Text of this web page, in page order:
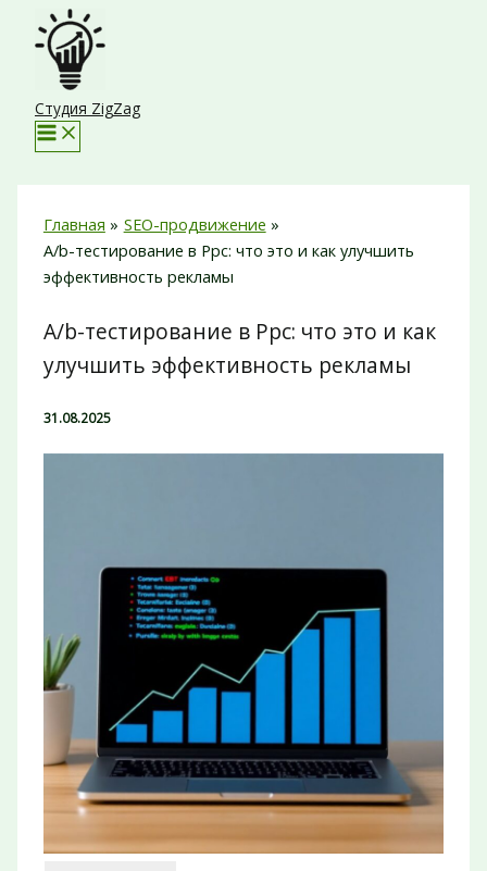
Перейти
содержимому
Студия ZigZag
Главная
SEO-продвижение
A/b-тестирование в Ppc: что это и как улучшить
эффективность рекламы
A/b-тестирование в Ppc: что это и как
улучшить эффективность рекламы
31.08.2025